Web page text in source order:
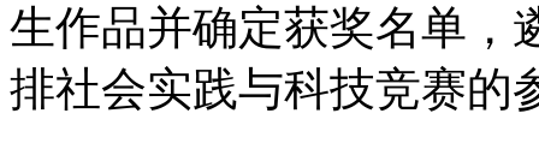
生作品并确定获奖名单，
排社会实践与科技竞赛的